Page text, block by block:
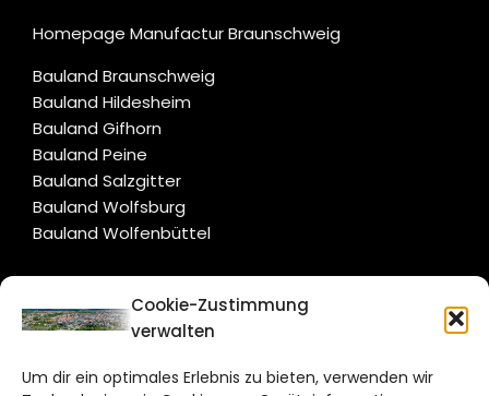
Cookie-Zustimmung
verwalten
Um dir ein optimales Erlebnis zu bieten, verwenden wir
Homepage Manufactur Braunschweig
Bauland Braunschweig
Bauland Hildesheim
Bauland Gifhorn
Bauland Peine
Bauland Salzgitter
Bauland Wolfsburg
Bauland Wolfenbüttel
CITYLIFE!